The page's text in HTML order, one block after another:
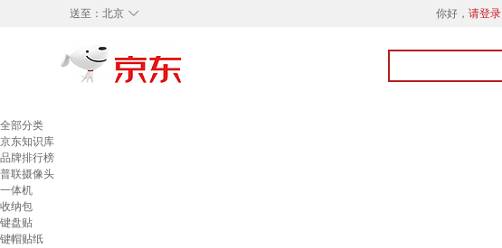
◇
送至： 北京 你好， 请登录
全部分类
京东知识库
品牌排行榜
普联摄像头
一体机
收纳包
键盘贴
键帽贴纸